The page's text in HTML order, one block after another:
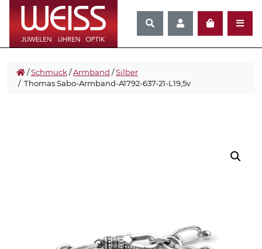
/Schmuck/Armband /Silber
/ Thomas Sabo-Armband-A1792-637-21-L19,5v